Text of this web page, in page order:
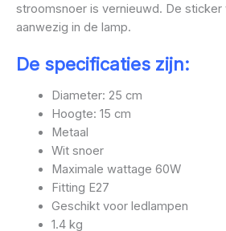
stroomsnoer is vernieuwd. De sticker
aanwezig in de lamp.
De specificaties zijn:
Diameter: 25 cm
Hoogte: 15 cm
Metaal
Wit snoer
Maximale wattage 60W
Fitting E27
Geschikt voor ledlampen
1.4 kg